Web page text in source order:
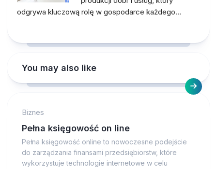
odgrywa kluczową rolę w gospodarce każdego…
You may also like
Biznes
Pełna księgowość on line
Pełna księgowość online to nowoczesne podejście
do zarządzania finansami przedsiębiorstw, które
wykorzystuje technologie internetowe w celu